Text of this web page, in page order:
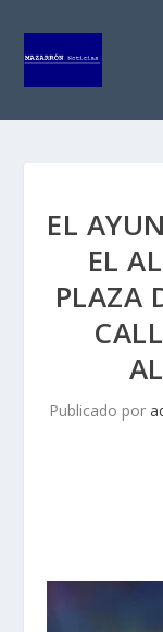
EL
EL
PLAZA
Publicado por